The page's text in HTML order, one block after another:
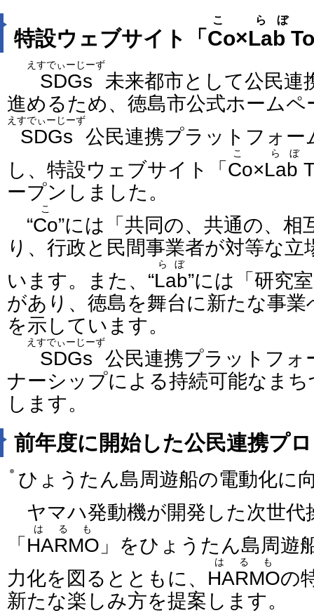
特設ウェブサイト「 Co×Lab
こ らぼ
SDGs
えすでぃーじーず
未来都市として公民連
進めるため、徳島市公式ホーム
SDGs
えすでぃーじーず
公民連携プラットフォ
し、特設ウェブサイト「 Co×Lab
こ らぼ
ープンしました。
“Co
こ
”には「共同の、共通の、
り、行政と民間事業者が対等な
います。また、“Lab
らぼ
”には「研究
があり、徳島を舞台に新たな事
を示しています。
SDGs
えすでぃーじーず
公民連携プラットフ
ナーシップによる持続可能なま
します。
前年度に開始した公民連携プ
ひょうたん島周遊船の電動化に
ヤマハ発動機が開発した次世代
「 HARMO
はるも
」をひょうたん島周遊
力化を図るとともに、 HARMO
はるも
の
新たな楽しみ方を提案します。